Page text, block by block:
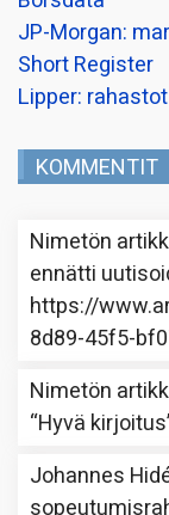
JP-Morgan:
Short Register
Lipper:
KOMMENTIT
Nimetön
ennätti
https://
8d89-45f5-
Nimetön
“Hyvä kirjoitus
Johannes